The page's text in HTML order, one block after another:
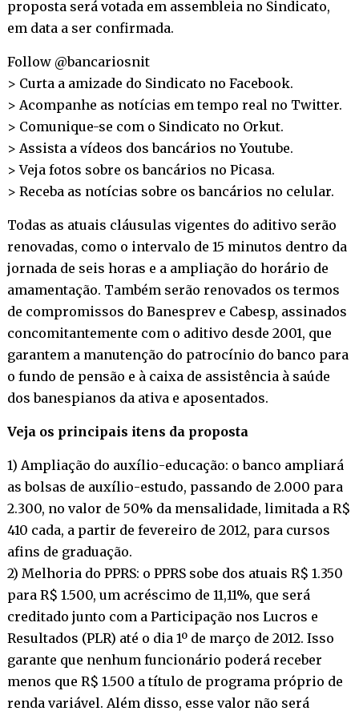
proposta será votada em assembleia no Sindicato,
em data a ser confirmada.
Follow @bancariosnit
> Curta a amizade do Sindicato no Facebook.
> Acompanhe as notícias em tempo real no Twitter.
> Comunique-se com o Sindicato no Orkut.
> Assista a vídeos dos bancários noYoutube.
> Veja fotos sobre os bancários no Picasa.
> Receba as notícias sobre os bancários no celular.
Todas as atuais cláusulas vigentes do aditivo serão
renovadas, como o intervalo de 15 minutos dentro da
jornada de seis horas e a ampliação do horário de
amamentação. Também serão renovados os termos
de compromissos do Banesprev e Cabesp, assinados
concomitantemente com o aditivo desde 2001, que
garantem a manutenção do patrocínio do banco para
o fundo de pensão e à caixa de assistência à saúde
dos banespianos da ativa e aposentados.
Veja os principais itens da proposta
1) Ampliação do auxílio-educação: o banco ampliará
as bolsas de auxílio-estudo, passando de 2.000 para
2.300, no valor de 50% da mensalidade, limitada a R$
410 cada, a partir de fevereiro de 2012, para cursos
afins de graduação.
2) Melhoria do PPRS: o PPRS sobe dos atuais R$ 1.350
para R$ 1.500, um acréscimo de 11,11%, que será
creditado junto com a Participação nos Lucros e
Resultados (PLR) até o dia 1º de março de 2012. Isso
garante que nenhum funcionário poderá receber
menos que R$ 1.500 a título de programa próprio de
renda variável. Além disso, esse valor não será